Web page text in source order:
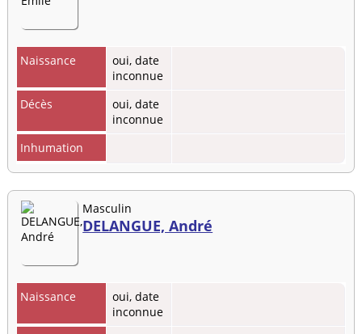
Naissance
oui, date
inconnue
Décès
oui, date
inconnue
Inhumation
Masculin
DELANGUE, André
Naissance
oui, date
inconnue